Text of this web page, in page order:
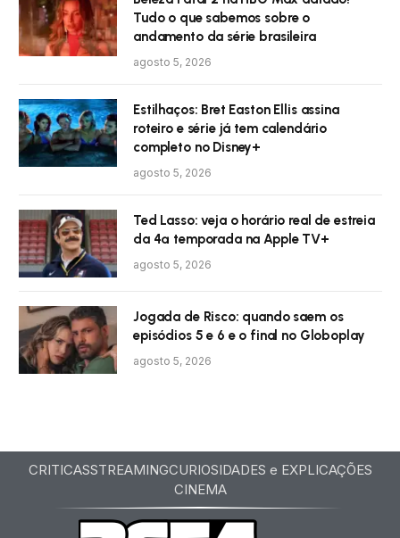
Tudo o que sabemos sobre o
andamento da série brasileira
agosto 5, 2026
Estilhaços: Bret Easton Ellis assina
roteiro e série já tem calendário
completo no Disney+
agosto 5, 2026
Ted Lasso: veja o horário real de estreia
da 4ª temporada na Apple TV+
agosto 5, 2026
Jogada de Risco: quando saem os
episódios 5 e 6 e o final no Globoplay
agosto 5, 2026
CRITICASSTREAMINGCURIOSIDADES e EXPLICAÇÕES
CINEMA